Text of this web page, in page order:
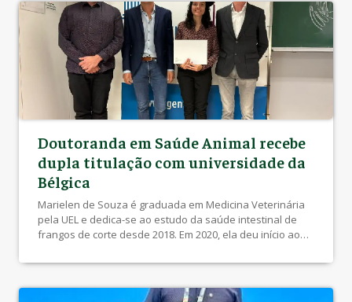
Hospitais Veterinários. O investimento é resultado da
aprovação do edital 52/2022 […]
Doutoranda em Saúde Animal recebe
dupla titulação com universidade da
Bélgica
Marielen de Souza é graduada em Medicina Veterinária
pela UEL e dedica-se ao estudo da saúde intestinal de
frangos de corte desde 2018. Em 2020, ela deu início ao
entre a UEL e a Universidade de Ghent, na Bélgica. Ela foi